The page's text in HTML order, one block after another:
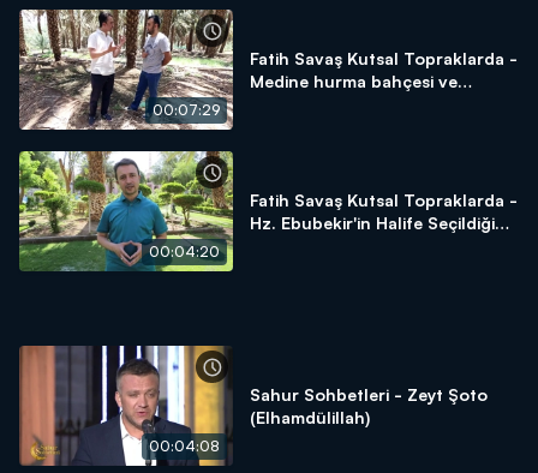
00:07:29
Fatih Savaş Kutsal Topraklarda -
Medine hurma bahçesi ve
00:04:20
Fatih Savaş Kutsal Topraklarda -
Hz. Ebubekir'in Halife Seçildiği
00:04:08
Sahur Sohbetleri - Zeyt Şoto
(Elhamdülillah)